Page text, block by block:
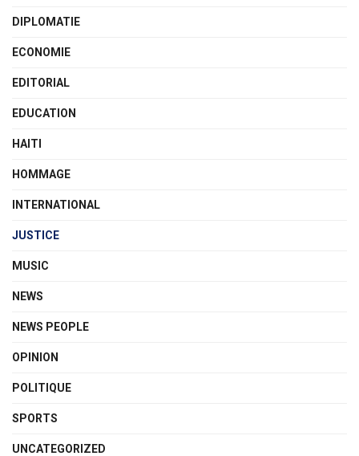
DIPLOMATIE
ECONOMIE
EDITORIAL
EDUCATION
HAITI
HOMMAGE
INTERNATIONAL
JUSTICE
MUSIC
NEWS
NEWS PEOPLE
OPINION
POLITIQUE
SPORTS
UNCATEGORIZED